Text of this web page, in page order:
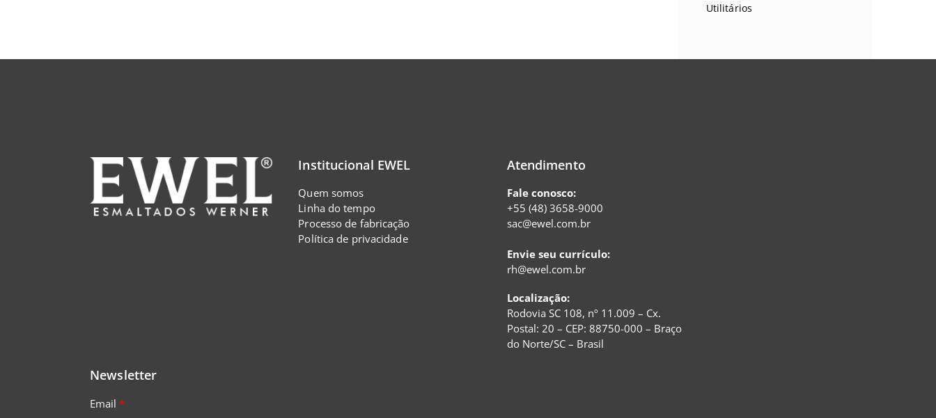
Utilitários
Institucional EWEL
Quem somos
Linha do tempo
Processo de fabricação
Política de privacidade
Atendimento
Fale conosco:
+55 (48) 3658-9000
sac@ewel.com.br
Envie seu currículo:
rh@ewel.com.br
Localização:
Rodovia SC 108, nº 11.009 – Cx.
Postal: 20 – CEP: 88750-000 – Braço
do Norte/SC – Brasil
Newsletter
Email*